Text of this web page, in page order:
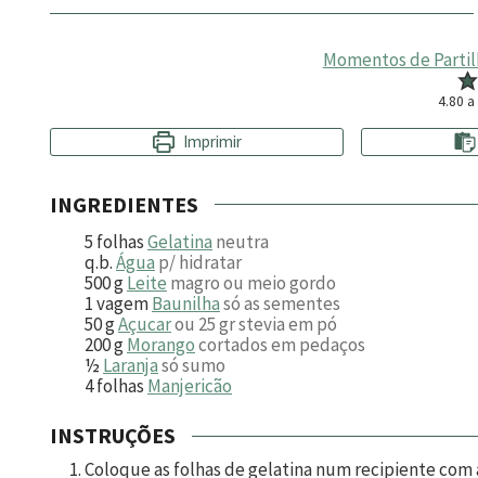
Momentos de
4.80
Imprimir
INGREDIENTES
5 folhasGelatina neutra
q.b.Água p/ hidratar
500gLeite magro ou meio gordo
1vagemBaunilhasó as sementes
50gAçucarou 25 gr stevia em pó
200gMorangocortados em pedaços
½ Laranjasó sumo
4folhas Manjericão
INSTRUÇÕES
Coloque as folhas de gelatina num recipiente com